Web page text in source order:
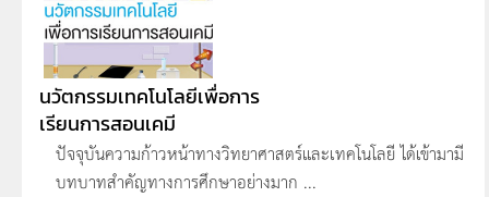
นวัตกรรมเทคโนโลยีเพื่อการ
เรียนการสอนเคมี
ปัจจุบันความก้าวหน้าทางวิทยาศาสตร์และเทคโนโลยี ได้เข้ามามี
บทบาทสำคัญทางการศึกษาอย่างมาก ...